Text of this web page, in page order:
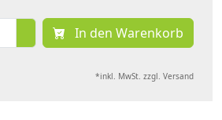
In den Warenkorb
*inkl. MwSt. zzgl. Versand